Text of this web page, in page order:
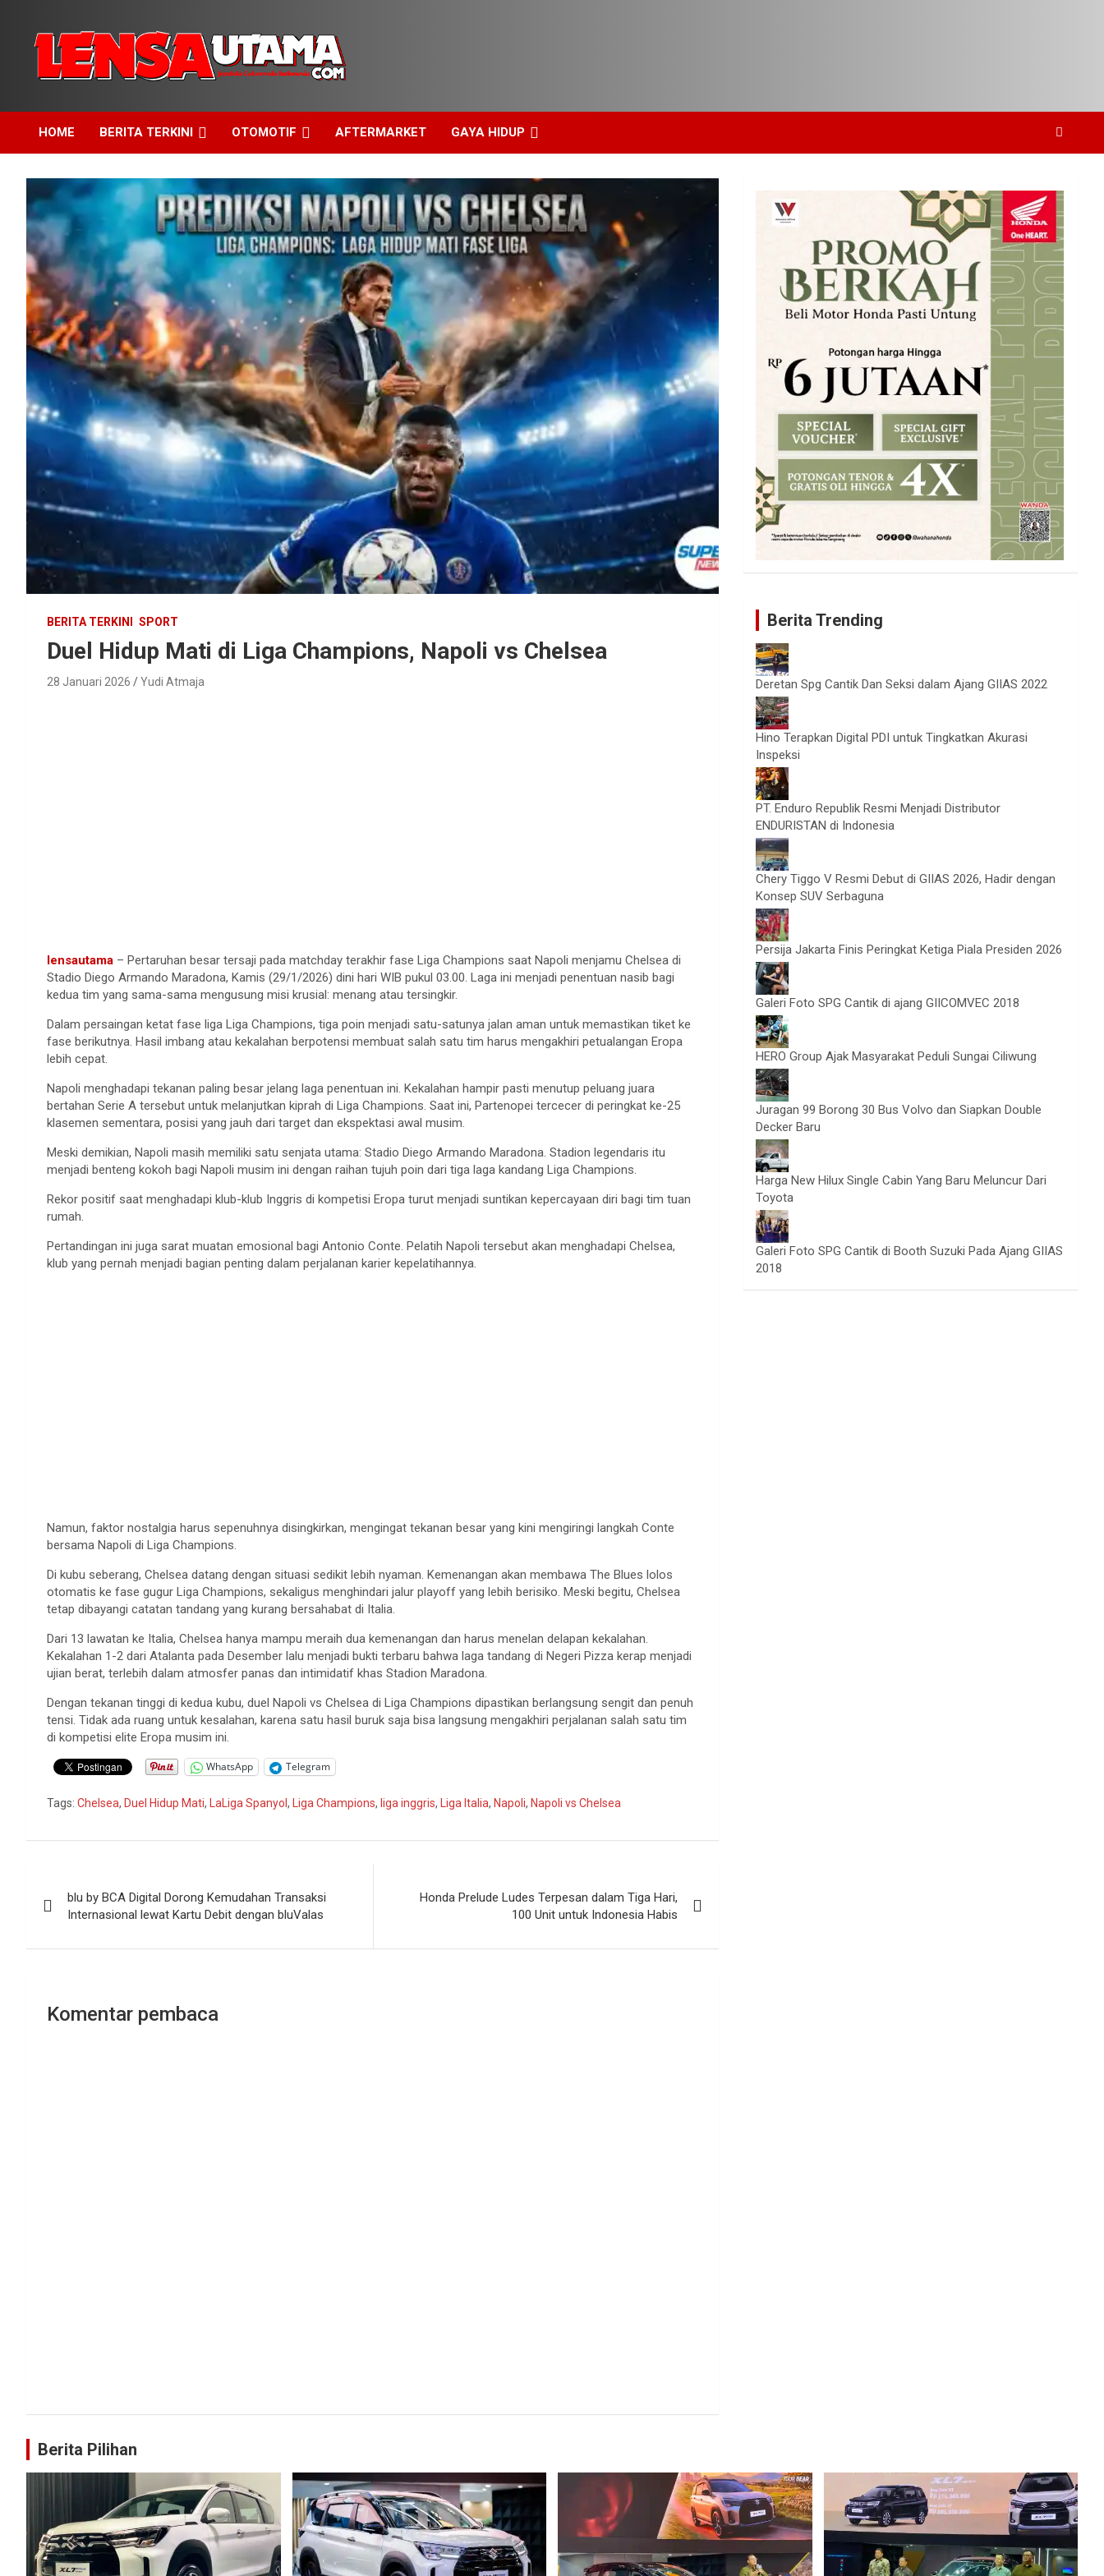
content
LensaUtama
HOME BERITA TERKINI OTOMOTIF AFTERMARKET GAYA HIDUP
BERITA TERKINI SPORT
Duel Hidup Mati di Liga Champions, Napoli vs Chelsea
28 Januari 2026 Yudi Atmaja
lensautama – Pertaruhan besar tersaji pada matchday terakhir fase Liga Champions saat Napoli menjamu Chelsea di
Stadio Diego Armando Maradona, Kamis (29/1/2026) dini hari WIB pukul 03.00. Laga ini menjadi penentuan nasib bagi
kedua tim yang sama-sama mengusung misi krusial: menang atau tersingkir.
Dalam persaingan ketat fase liga Liga Champions, tiga poin menjadi satu-satunya jalan aman untuk memastikan tiket ke
fase berikutnya. Hasil imbang atau kekalahan berpotensi membuat salah satu tim harus mengakhiri petualangan Eropa
lebih cepat.
Napoli menghadapi tekanan paling besar jelang laga penentuan ini. Kekalahan hampir pasti menutup peluang juara
bertahan Serie A tersebut untuk melanjutkan kiprah di Liga Champions. Saat ini, Partenopei tercecer di peringkat ke-25
klasemen sementara, posisi yang jauh dari target dan ekspektasi awal musim.
Meski demikian, Napoli masih memiliki satu senjata utama: Stadio Diego Armando Maradona. Stadion legendaris itu
menjadi benteng kokoh bagi Napoli musim ini dengan raihan tujuh poin dari tiga laga kandang Liga Champions.
Rekor positif saat menghadapi klub-klub Inggris di kompetisi Eropa turut menjadi suntikan kepercayaan diri bagi tim tuan
rumah.
Pertandingan ini juga sarat muatan emosional bagi Antonio Conte. Pelatih Napoli tersebut akan menghadapi Chelsea,
klub yang pernah menjadi bagian penting dalam perjalanan karier kepelatihannya.
Namun, faktor nostalgia harus sepenuhnya disingkirkan, mengingat tekanan besar yang kini mengiringi langkah Conte
bersama Napoli di Liga Champions.
Di kubu seberang, Chelsea datang dengan situasi sedikit lebih nyaman. Kemenangan akan membawa The Blues lolos
otomatis ke fase gugur Liga Champions, sekaligus menghindari jalur playoff yang lebih berisiko. Meski begitu, Chelsea
tetap dibayangi catatan tandang yang kurang bersahabat di Italia.
Dari 13 lawatan ke Italia, Chelsea hanya mampu meraih dua kemenangan dan harus menelan delapan kekalahan.
Kekalahan 1-2 dari Atalanta pada Desember lalu menjadi bukti terbaru bahwa laga tandang di Negeri Pizza kerap menjadi
ujian berat, terlebih dalam atmosfer panas dan intimidatif khas Stadion Maradona.
Dengan tekanan tinggi di kedua kubu, duel Napoli vs Chelsea di Liga Champions dipastikan berlangsung sengit dan penuh
tensi. Tidak ada ruang untuk kesalahan, karena satu hasil buruk saja bisa langsung mengakhiri perjalanan salah satu tim
di kompetisi elite Eropa musim ini.
WhatsApp Telegram
Tags: Chelsea, Duel Hidup Mati, LaLiga Spanyol , Liga Champions, liga inggris, Liga Italia, Napoli, Napoli vs Chelsea
pos
blu by BCA Digital Dorong Kemudahan Transaksi
Internasional lewat Kartu Debit dengan bluValas
Honda Prelude Ludes Terpesan dalam Tiga Hari,
100 Unit untuk Indonesia Habis
Komentar pembaca
Berita Trending
Deretan Spg Cantik Dan Seksi dalam Ajang GIIAS 2022
Hino Terapkan Digital PDI untuk Tingkatkan Akurasi
Inspeksi
PT. Enduro Republik Resmi Menjadi Distributor
ENDURISTAN di Indonesia
Chery Tiggo V Resmi Debut di GIIAS 2026, Hadir dengan
Konsep SUV Serbaguna
Persija Jakarta Finis Peringkat Ketiga Piala Presiden 2026
Galeri Foto SPG Cantik di ajang GIICOMVEC 2018
HERO Group Ajak Masyarakat Peduli Sungai Ciliwung
Juragan 99 Borong 30 Bus Volvo dan Siapkan Double
Decker Baru
Harga New Hilux Single Cabin Yang Baru Meluncur Dari
Toyota
Galeri Foto SPG Cantik di Booth Suzuki Pada Ajang GIIAS
2018
Berita Pilihan